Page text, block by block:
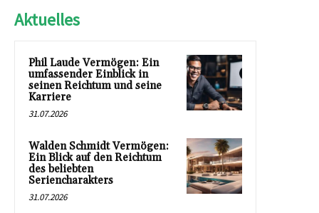
Aktuelles
Phil Laude Vermögen: Ein
umfassender Einblick in
seinen Reichtum und seine
Karriere
31.07.2026
Walden Schmidt Vermögen:
Ein Blick auf den Reichtum
des beliebten
Seriencharakters
31.07.2026